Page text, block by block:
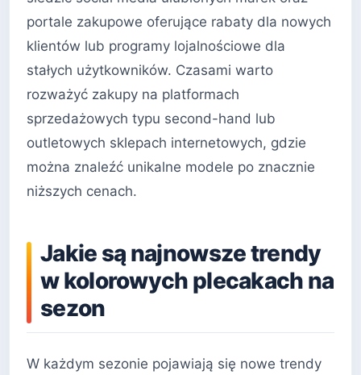
portale zakupowe oferujące rabaty dla nowych
klientów lub programy lojalnościowe dla
stałych użytkowników. Czasami warto
rozważyć zakupy na platformach
sprzedażowych typu second-hand lub
outletowych sklepach internetowych, gdzie
można znaleźć unikalne modele po znacznie
niższych cenach.
Jakie są najnowsze trendy
w kolorowych plecakach na
sezon
W każdym sezonie pojawiają się nowe trendy